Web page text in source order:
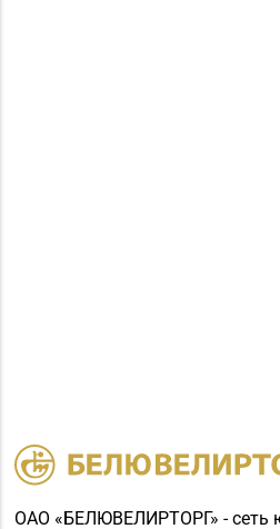
ОАО «БЕЛЮВЕЛИРТОРГ» - сеть